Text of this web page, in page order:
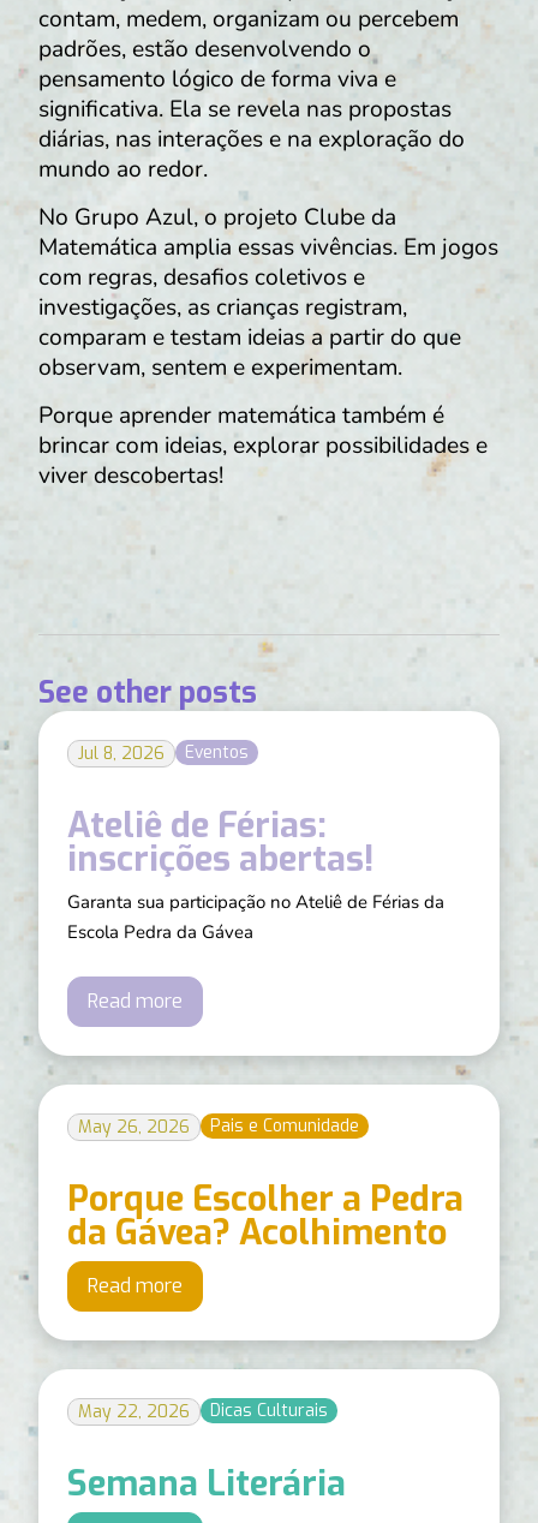
contam, medem, organizam ou percebem
padrões, estão desenvolvendo o
pensamento lógico de forma viva e
significativa. Ela se revela nas propostas
diárias, nas interações e na exploração do
mundo ao redor.
No Grupo Azul, o projeto Clube da
Matemática amplia essas vivências. Em jogos
com regras, desafios coletivos e
investigações, as crianças registram,
comparam e testam ideias a partir do que
observam, sentem e experimentam.
Porque aprender matemática também é
brincar com ideias, explorar possibilidades e
viver descobertas!
See other posts
Jul 8, 2026 Eventos
Ateliê de Férias:
inscrições abertas!
Garanta sua participação no Ateliê de Férias da
Escola Pedra da Gávea
Read more
May 26, 2026 Pais e Comunidade
Porque Escolher a Pedra
da Gávea? Acolhimento
Read more
May 22, 2026 Dicas Culturais
Semana Literária